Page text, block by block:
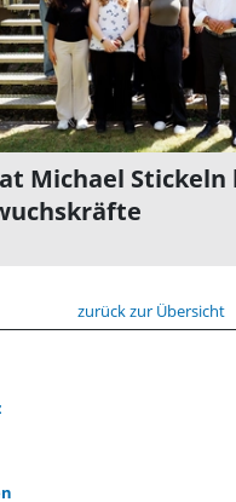
Michael
zurück zur Übersicht